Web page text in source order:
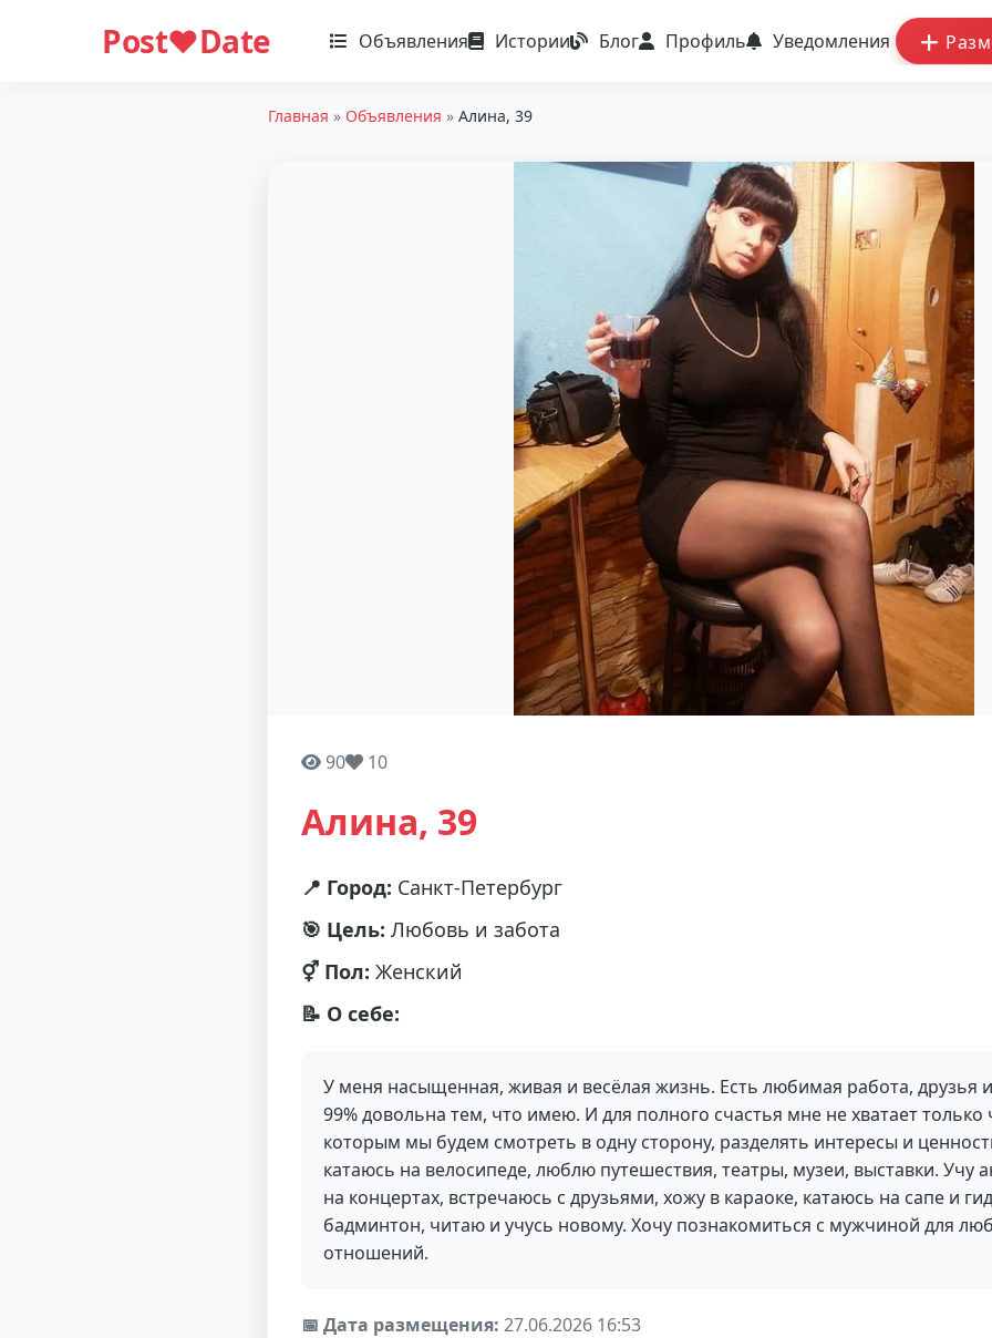
Post❤️Date Объявления Истории Блог Профиль Уведомления
Главная » Объявления » Алина, 39
90 10
Алина, 39
📍 Город: Санкт-Петербург
🎯 Цель: Любовь и забота
⚥ Пол: Женский
📝 О себе:
У меня насыщенная, живая и весёлая жизнь. Есть любимая работа, друзья
99% довольна тем, что имею. И для полного счастья мне не хватает только
которым мы будем смотреть в одну сторону, разделять интересы и
катаюсь на велосипеде, люблю путешествия, театры, музеи, выставки. Учу
на концертах, встречаюсь с друзьями, хожу в караоке, катаюсь на сапе и
бадминтон, читаю и учусь новому. Хочу познакомиться с мужчиной для
отношений.
📅 Дата размещения: 27.06.2026 16:53